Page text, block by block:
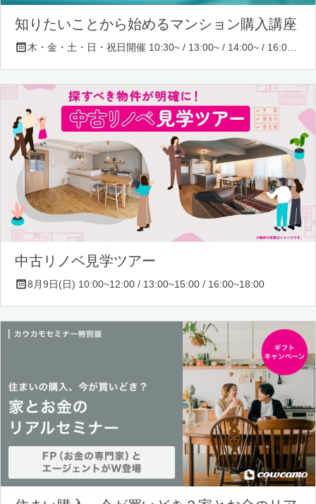
知りたいことから始めるマンション購入講座
中古リノベ見学ツアー
8月9日(日) 10:00~12:00 / 13:00~15:00 / 16:00~18:00